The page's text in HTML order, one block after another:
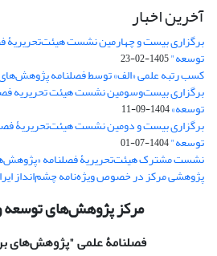
آخرین اخبار
برگزاری بیست و چهارمین نشست هیئت‌تحریریۀ
توسعه"1405-02-23
کسب رتبه علمی «الف» توسط فصلنامه
برگزاری بیست‌وسومین نشست هیئت‌ تحریریه
توسعه»1404-09-11
برگزاری بیست و دومین نشست هیئت‌تحریریۀ
توسعه"1404-07-01
نشست مشترک هیئت‌تحریریۀ فصلنامه
پژوهشی مرکز در خصوص ویژه‌نامه چشم‌انداز
مرکز پژوهش‌های توسعه
فصلنامۀ علمی"پژوهش‌های